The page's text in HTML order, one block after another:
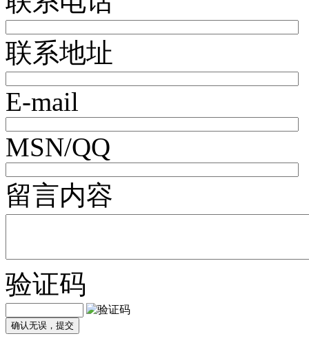
联系地址
E-mail
MSN/QQ
留言内容
验证码